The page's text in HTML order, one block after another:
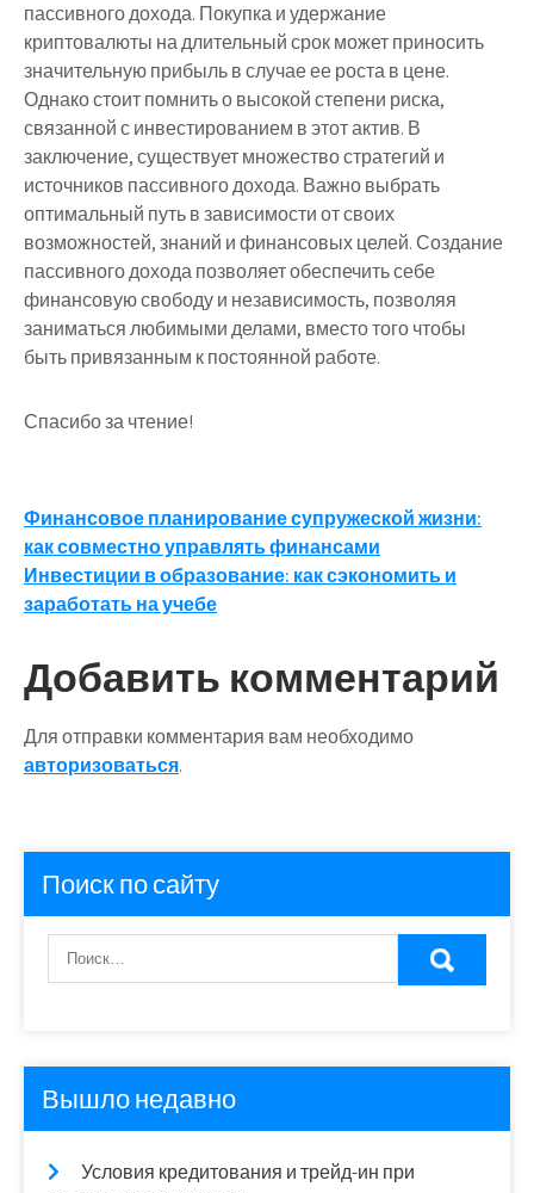
пассивного дохода. Покупка и удержание
криптовалюты на длительный срок может приносить
значительную прибыль в случае ее роста в цене.
Однако стоит помнить о высокой степени риска,
связанной с инвестированием в этот актив. В
заключение, существует множество стратегий и
источников пассивного дохода. Важно выбрать
оптимальный путь в зависимости от своих
возможностей, знаний и финансовых целей. Создание
пассивного дохода позволяет обеспечить себе
финансовую свободу и независимость, позволяя
заниматься любимыми делами, вместо того чтобы
быть привязанным к постоянной работе.
Спасибо за чтение!
Навигация
по
записям
Финансовое планирование супружеской жизни:
как совместно управлять финансами
Инвестиции в образование: как сэкономить и
заработать на учебе
Добавить комментарий
Для отправки комментария вам необходимо
авторизоваться.
Поиск по сайту
Вышло недавно
Условия кредитования и трейд-ин при